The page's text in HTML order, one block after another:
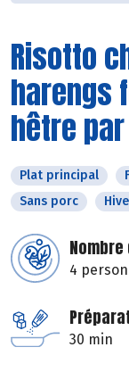
Risotto
harengs
hêtre
Plat principal
Sans porc
4
30 min